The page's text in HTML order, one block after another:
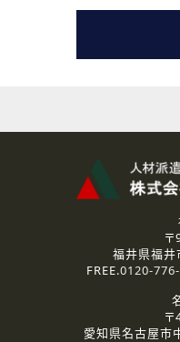
たします。
( 3 ) スタッフ派遣を検討さ
お問い合わせの内容に回
なお、ご連絡手段は、電
資料送付、受講相談に関
その他、お問い合わせの
なお、ご連絡手段は、電
2.個人情報の第三者提供
ご提供いただいた個人情報
3.個人情報の取り扱いの委
弊社の定める個人情報保
福井県福
FREE.0120-
愛知県名古屋市